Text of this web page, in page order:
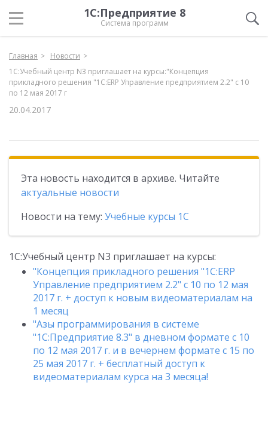
1С:Предприятие 8
Система программ
Главная
Новости
1С:Учебный центр N3 приглашает на курсы:"Концепция
прикладного решения "1С:ERP Управление предприятием 2.2" с 10
по 12 мая 2017 г
20.04.2017
Эта новость находится в архиве. Читайте
актуальные новости
Новости на тему: Учебные курсы 1С
1С:Учебный центр N3 приглашает на курсы:
"Концепция прикладного решения "1С:ERP
Управление предприятием 2.2" с 10 по 12 мая
2017 г. + доступ к новым видеоматериалам на
1 месяц
"Азы программирования в системе
"1С:Предприятие 8.3" в дневном формате с 10
по 12 мая 2017 г. и в вечернем формате с 15 по
25 мая 2017 г. + бесплатный доступ к
видеоматериалам курса на 3 месяца!